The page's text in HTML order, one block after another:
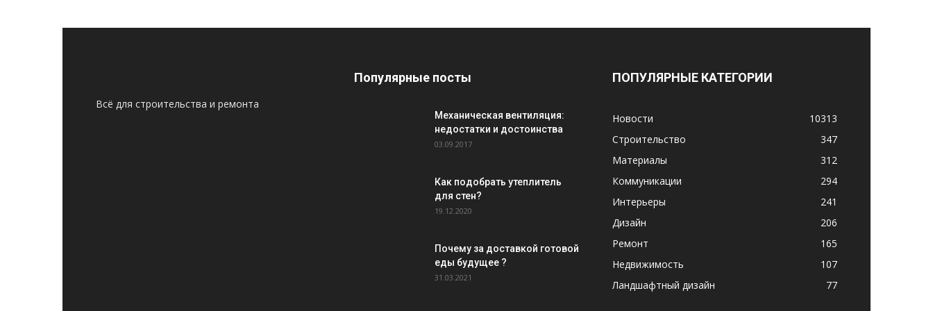
Всё для строительства и ремонта
Популярные посты
Механическая вентиляция:
недостатки и достоинства
03.09.2017
Как подобрать утеплитель
для стен?
19.12.2020
Почему за доставкой готовой
еды будущее ?
31.03.2021
ПОПУЛЯРНЫЕ КАТЕГОРИИ
Новости
10313
Строительство
347
Материалы
312
Коммуникации
294
Интерьеры
241
Дизайн
206
Ремонт
165
Недвижимость
107
Ландшафтный дизайн
77